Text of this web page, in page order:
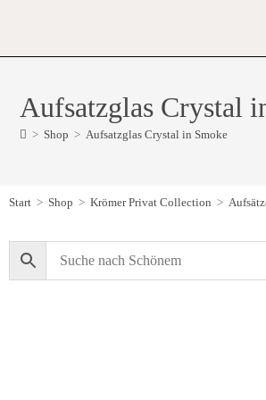
Aufsatzglas Crystal
> Shop > Aufsatzglas Crystal in Smoke
Start > Shop > Krömer Privat Collection >